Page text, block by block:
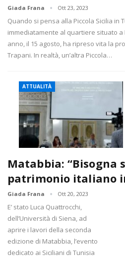
Giada Frana Ott 23, 2023
Quando si pensa alla Piccola Sicilia in
immediatamente al quartiere situato
anno, il 15 agosto, ha ripreso vita la
Trapani. In realtà, un’altra Piccola…
ATTUALITÀ
Matabbia: “Bisogna
patrimonio italiano
Giada Frana Ott 20, 2023
E’ stato Luca Quattrocchi,
dell’Università di Siena, ad
aprire i lavori della seconda
edizione di Matabbia, l’evento
dedicato ai Siciliani di Tunisia